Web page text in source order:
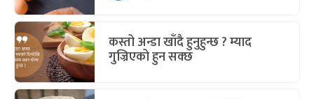
कस्तो अन्डा खाँदै हुनुहुन्छ ? म्याद
गुज्रिएको हुन सक्छ